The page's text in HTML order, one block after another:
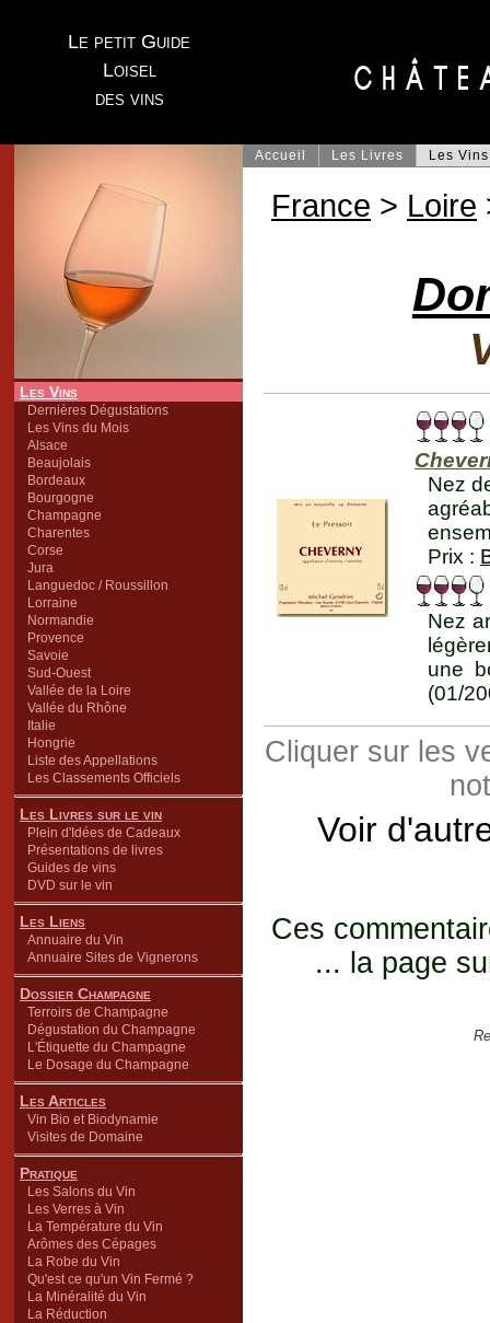
Le petit Guide
Loisel
des vins
Les Vins
Dernières Dégustations
Les Vins du Mois
Alsace
Beaujolais
Bordeaux
Bourgogne
Champagne
Charentes
Corse
Jura
Languedoc / Roussillon
Lorraine
Normandie
Provence
Savoie
Sud-Ouest
Vallée de la Loire
Vallée du Rhône
Italie
Hongrie
Liste des Appellations
Les Classements Officiels
Les Livres sur le vin
Plein d'Idées de Cadeaux
Présentations de livres
Guides de vins
DVD sur le vin
Les Liens
Annuaire du Vin
Annuaire Sites de Vignerons
Dossier Champagne
Terroirs de Champagne
Dégustation du Champagne
L'Étiquette du Champagne
Le Dosage du Champagne
Les Articles
Vin Bio et Biodynamie
Visites de Domaine
Pratique
Les Salons du Vin
Les Verres à Vin
La Température du Vin
Arômes des Cépages
La Robe du Vin
Qu'est ce qu'un Vin Fermé ?
La Minéralité du Vin
La Réduction
Accueil Les Livres Les Vins
France > Loire
Nez
Prix :
Nez
une
(01/
Cliquer sur les
Voir
Ces
... la page